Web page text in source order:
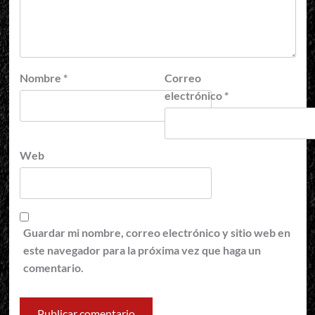
Nombre *
Correo
electrónico *
Web
Guardar mi nombre, correo electrónico y sitio web en
este navegador para la próxima vez que haga un
comentario.